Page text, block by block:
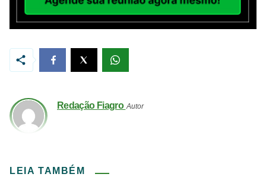
Redação Fiagro Autor
LEIA TAMBÉM